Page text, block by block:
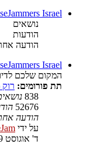
Israel
נושאים
הודעות
הודעה
Israel
המקום שלכם
תת פורומים:
838
52676
הודעה
על ידי
ד' אוגוסט 09, 2017 3:50 am